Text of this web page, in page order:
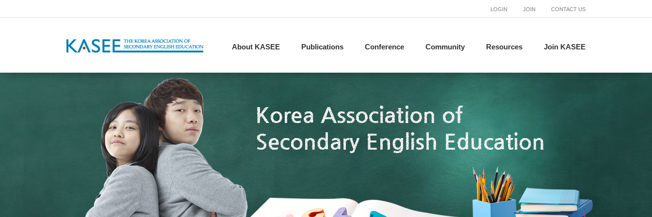
LOGIN JOIN CONTACT US
About KASEE Publications Conference Community Resources Join KASEE